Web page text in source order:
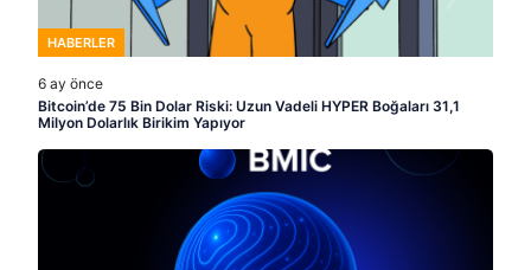
HABERLER
6 ay önce
Bitcoin’de 75 Bin Dolar Riski: Uzun Vadeli HYPER Boğaları 31,1
Milyon Dolarlık Birikim Yapıyor